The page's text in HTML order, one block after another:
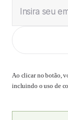
Insira seu
Ao clicar no botão,
incluindo o uso de